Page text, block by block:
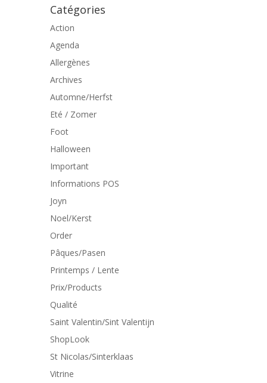
Catégories
Action
Agenda
Allergènes
Archives
Automne/Herfst
Eté / Zomer
Foot
Halloween
Important
Informations POS
Joyn
Noel/Kerst
Order
Pâques/Pasen
Printemps / Lente
Prix/Products
Qualité
Saint Valentin/Sint Valentijn
ShopLook
St Nicolas/Sinterklaas
Vitrine